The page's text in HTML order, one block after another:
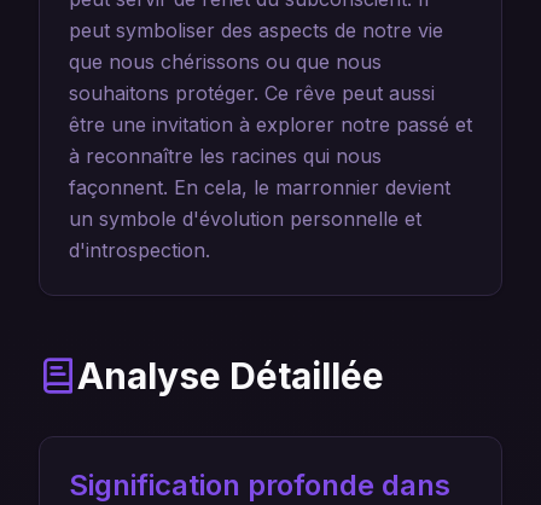
peut symboliser des aspects de notre vie
que nous chérissons ou que nous
souhaitons protéger. Ce rêve peut aussi
être une invitation à explorer notre passé et
à reconnaître les racines qui nous
façonnent. En cela, le marronnier devient
un symbole d'évolution personnelle et
d'introspection.
Analyse Détaillée
Signification profonde dans